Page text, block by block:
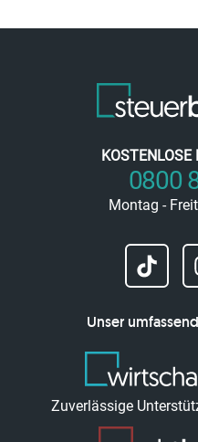
0800
Montag -
Unser
Zuverlässige